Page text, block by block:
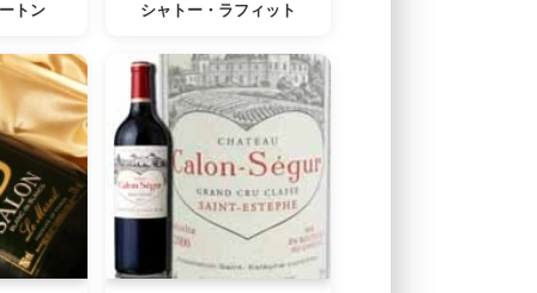
トン シャトー・ラフィット